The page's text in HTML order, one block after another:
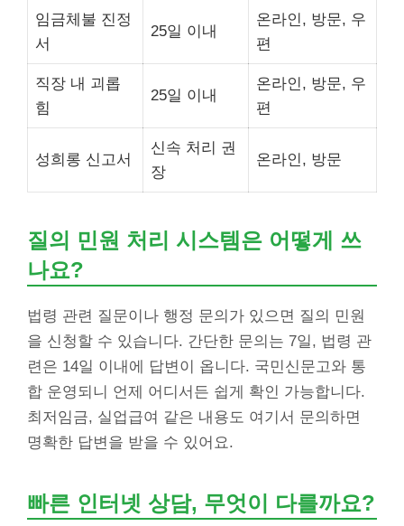
임금체불 진정
서
25일 이내
온라인, 방문, 우
편
직장 내 괴롭
힘
25일 이내
온라인, 방문, 우
편
성희롱 신고서
신속 처리 권
장
온라인, 방문
질의 민원 처리 시스템은 어떻게 쓰
나요?
법령 관련 질문이나 행정 문의가 있으면 질의 민원
을 신청할 수 있습니다. 간단한 문의는 7일, 법령 관
련은 14일 이내에 답변이 옵니다. 국민신문고와 통
합 운영되니 언제 어디서든 쉽게 확인 가능합니다.
최저임금, 실업급여 같은 내용도 여기서 문의하면
명확한 답변을 받을 수 있어요.
빠른 인터넷 상담, 무엇이 다를까요?